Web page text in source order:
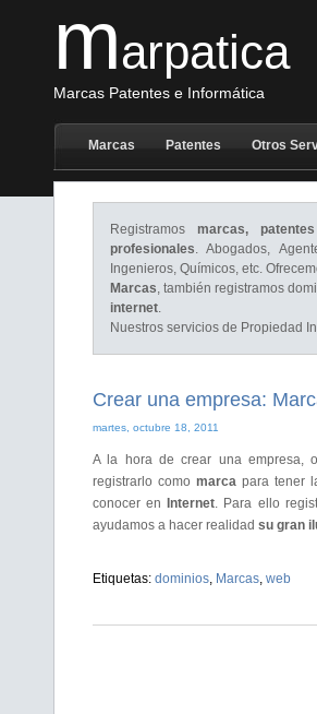
marpatica
Marcas Patentes e Informática
Marcas Patentes Otros
Registramos marcas, patentes
profesionales. Abogados,
Ingenieros, Químicos, etc.
Marcas, también registramos
internet.
Nuestros servicios de Propiedad
Crear una empresa:
martes, octubre 18, 2011
A la hora de crear una empresa,
registrarlo como marca para tener
conocer en Internet. Para ello
ayudamos a hacer realidad su gran
Etiquetas: dominios, Marcas, web